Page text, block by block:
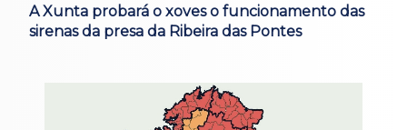
A Xunta probará o xoves o funcionamento das
sirenas da presa da Ribeira das Pontes